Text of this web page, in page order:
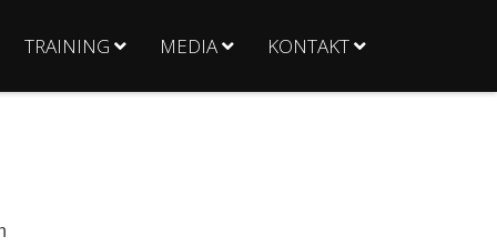
TRAINING MEDIA KONTAKT